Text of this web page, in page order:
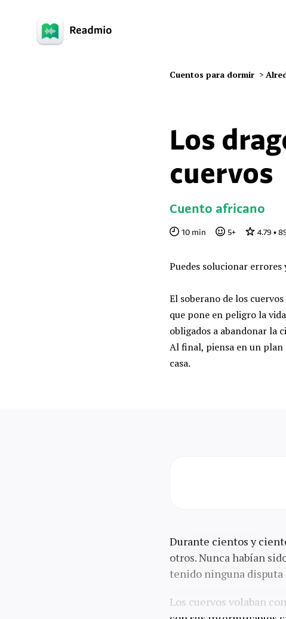
Cuentos para dormir >
Los
cuervos
Cuento africano
10 min 5+ 4.79 •
Puedes solucionar errores
El soberano de los
que pone en peligro la
obligados a abandonar la
Al final, piensa en un plan
casa.
Durante cientos y
otros. Nunca habían
tenido ninguna disputa
Los cuervos volaban